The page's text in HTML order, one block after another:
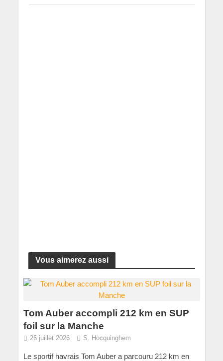
Vous aimerez aussi
Tom Auber accompli 212 km en SUP
foil sur la Manche
26 juillet 2026 S. Hocquinghem
Le sportif havrais Tom Auber a parcouru 212 km en